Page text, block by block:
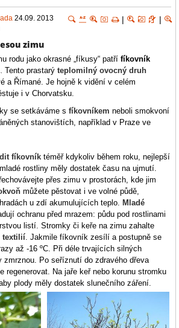
| |
24.09. 2013
zimu
rodu jako okrasné „fíkusy“ patří fíkovník
Tento prastarý teplomilný ovocný druh
a Římané. Je hojně k vidění v celém
i v Chorvatsku.
se setkáváme s fíkovníkem neboli smokvoní
stanovištích, například v Praze ve
fíkovník téměř kdykoliv během roku, nejlepší
rostliny měly dostatek času na ujmutí.
přes zimu v prostorách, kde jim
můžete pěstovat i ve volné půdě,
u zdí akumulujících teplo. Mladé
ochranu před mrazem: půdu pod rostlinami
listí. Stromky či keře na zimu zahalte
textilií. Jakmile fíkovník zesílí a postupně se
až -16 ºC. Při déle trvajících silných
zmrznou. Po seříznutí do zdravého dřeva
regenerovat. Na jaře keř nebo korunu stromku
plody měly dostatek slunečního záření.